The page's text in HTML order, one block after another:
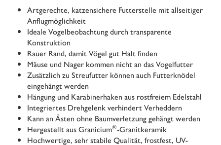
Artgerechte, katzensichere Futterstelle mit allseitiger
Anflugmöglichkeit
Ideale Vogelbeobachtung durch transparente
Konstruktion
Rauer Rand, damit Vögel gut Halt finden
Mäuse und Nager kommen nicht an das Vogelfutter
Zusätzlich zu Streufutter können auch Futterknödel
eingehängt werden
Hängung und Karabinerhaken aus rostfreiem Edelstahl
Integriertes Drehgelenk verhindert Verheddern
Kann an Ästen ohne Baumverletzung gehängt werden
Hergestellt aus Granicium®-Granitkeramik
Hochwertige, sehr stabile Qualität, frostfest, UV-